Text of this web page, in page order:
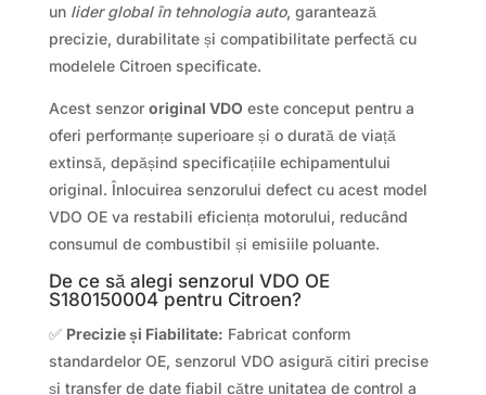
un lider global în tehnologia auto, garantează
precizie, durabilitate și compatibilitate perfectă cu
modelele Citroen specificate.
Acest senzor original VDO este conceput pentru a
oferi performanțe superioare și o durată de viață
extinsă, depășind specificațiile echipamentului
original. Înlocuirea senzorului defect cu acest model
VDO OE va restabili eficiența motorului, reducând
consumul de combustibil și emisiile poluante.
De ce să alegi senzorul VDO OE
S180150004 pentru Citroen?
✅ Precizie și Fiabilitate: Fabricat conform
standardelor OE, senzorul VDO asigură citiri precise
și transfer de date fiabil către unitatea de control a